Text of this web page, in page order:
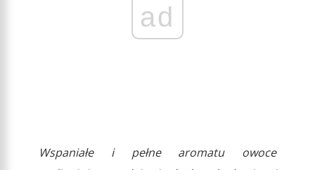
ad
Wspaniałe i pełne aromatu owoce